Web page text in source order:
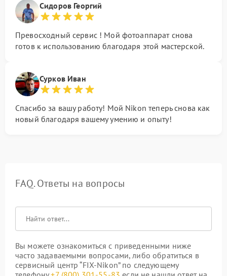
Сидоров Георгий
Превосходный сервис ! Мой фотоаппарат снова
готов к использованию благодаря этой мастерской.
Сурков Иван
Спасибо за вашу работу! Мой Nikon теперь снова как
новый благодаря вашему умению и опыту!
FAQ. Ответы на вопросы
Вы можете ознакомиться с приведенными ниже
часто задаваемыми вопросами, либо обратиться в
сервисный центр “FIX-Nikon” по следующему